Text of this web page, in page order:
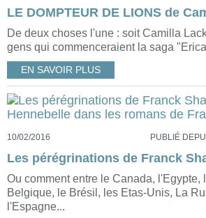
De deux choses l'une : soit Camilla
gens qui commenceraient la saga
EN SAVOIR PLUS
10/02/2016 PUBLIÉ
Ou comment entre le Canada, l'Egypte,
Belgique, le Brésil, les Etas-Unis, La
l'Espagne...